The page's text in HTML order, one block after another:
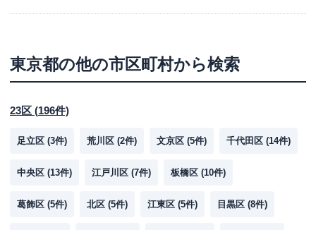
東京都の他の市区町村から検索
23区 (196件)
足立区 (3件) 荒川区 (2件) 文京区 (5件) 千代田区 (14件)
中央区 (13件) 江戸川区 (7件) 板橋区 (10件)
葛飾区 (5件) 北区 (5件) 江東区 (5件) 目黒区 (8件)